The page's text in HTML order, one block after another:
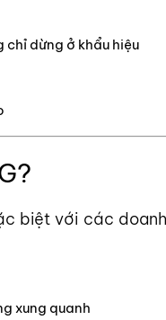
dừng ở khẩu hiệu
biệt với các
xung quanh